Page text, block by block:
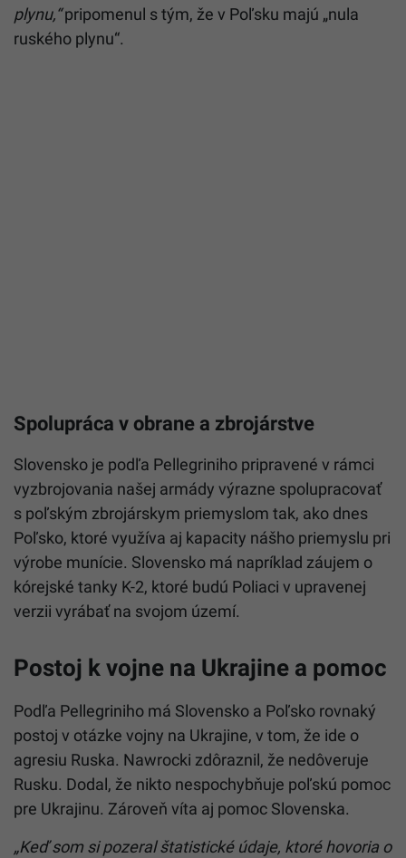
plynu,“pripomenul s tým, že v Poľsku majú „nula
ruského plynu“.
Spolupráca v obrane a zbrojárstve
Slovensko je podľa Pellegriniho pripravené v rámci
vyzbrojovania našej armády výrazne spolupracovať
s poľským zbrojárskym priemyslom tak, ako dnes
Poľsko, ktoré využíva aj kapacity nášho priemyslu pri
výrobe munície. Slovensko má napríklad záujem o
kórejské tanky K-2, ktoré budú Poliaci v upravenej
verzii vyrábať na svojom území.
Postoj k vojne na Ukrajine a pomoc
Podľa Pellegriniho má Slovensko a Poľsko rovnaký
postoj v otázke vojny na Ukrajine, v tom, že ide o
agresiu Ruska. Nawrocki zdôraznil, že nedôveruje
Rusku. Dodal, že nikto nespochybňuje poľskú pomoc
pre Ukrajinu. Zároveň víta aj pomoc Slovenska.
„Keď som si pozeral štatistické údaje, ktoré hovoria o